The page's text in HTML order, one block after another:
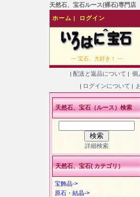
天然石、宝石ルース(裸石)専門
ホーム | ログイン
― 宝石、大好き！ ―
| 配送と返品について | 個
| ログインについて |
天然石、宝石（ルース）検索
詳細検索
天然石、宝石( カテゴリ）
宝飾品->
原石・結晶->